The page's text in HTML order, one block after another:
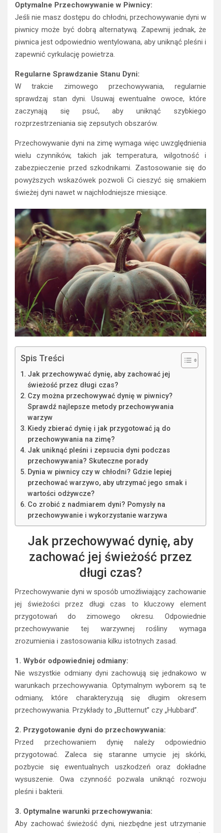
Optymalne Przechowywanie w Piwnicy:
Jeśli nie masz dostępu do chłodni, przechowywanie dyni w
piwnicy może być dobrą alternatywą. Zapewnij jednak, że
piwnica jest odpowiednio wentylowana, aby uniknąć pleśni i
zapewnić cyrkulację powietrza.
Regularne Sprawdzanie Stanu Dyni:
W trakcie zimowego przechowywania, regularnie
sprawdzaj stan dyni. Usuwaj ewentualne owoce, które
zaczynają się psuć, aby uniknąć szybkiego
rozprzestrzeniania się zepsutych obszarów.
Przechowywanie dyni na zimę wymaga więc uwzględnienia
wielu czynników, takich jak temperatura, wilgotność i
zabezpieczenie przed szkodnikami. Zastosowanie się do
powyższych wskazówek pozwoli Ci cieszyć się smakiem
świeżej dyni nawet w najchłodniejsze miesiące.
Spis Treści
Jak przechowywać dynię, aby zachować jej
świeżość przez długi czas?
Czy można przechowywać dynię w piwnicy?
Sprawdź najlepsze metody przechowywania
warzyw
Kiedy zbierać dynię i jak przygotować ją do
przechowywania na zimę?
Jak uniknąć pleśni i zepsucia dyni podczas
przechowywania? Skuteczne porady
Dynia w piwnicy czy w chłodni? Gdzie lepiej
przechować warzywo, aby utrzymać jego smak i
wartości odżywcze?
Co zrobić z nadmiarem dyni? Pomysły na
przechowywanie i wykorzystanie warzywa
Jak przechowywać dynię, aby
zachować jej świeżość przez
długi czas?
Przechowywanie dyni w sposób umożliwiający zachowanie
jej świeżości przez długi czas to kluczowy element
przygotowań do zimowego okresu. Odpowiednie
przechowywanie tej warzywnej rośliny wymaga
zrozumienia i zastosowania kilku istotnych zasad.
1. Wybór odpowiedniej odmiany:
Nie wszystkie odmiany dyni zachowują się jednakowo w
warunkach przechowywania. Optymalnym wyborem są te
odmiany, które charakteryzują się długim okresem
przechowywania. Przykłady to „Butternut” czy „Hubbard”.
2. Przygotowanie dyni do przechowywania:
Przed przechowaniem dynię należy odpowiednio
przygotować. Zaleca się staranne umycie jej skórki,
pozbycie się ewentualnych uszkodzeń oraz dokładne
wysuszenie. Owa czynność pozwala uniknąć rozwoju
pleśni i bakterii.
3. Optymalne warunki przechowywania:
Aby zachować świeżość dyni, niezbędne jest utrzymanie